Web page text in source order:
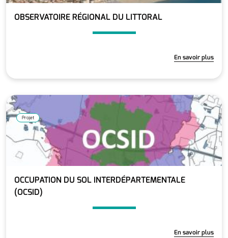
OBSERVATOIRE RÉGIONAL DU LITTORAL
En savoir plus
Projet
OCCUPATION DU SOL INTERDÉPARTEMENTALE
(OCSID)
En savoir plus